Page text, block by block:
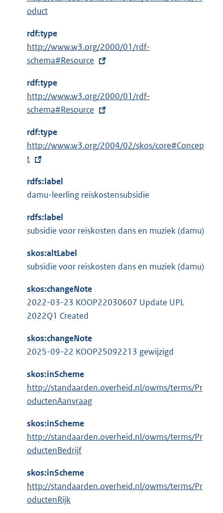
oduct
rdf:type
E
x
e
r
n
l
i
k
:
http://www.w3.org/2000/01/rdf-
schema#Resource
rdf:type
E
x
e
r
n
n
k
http://www.w3.org/2000/01/rdf-
schema#Resource
rdf:type
E
x
e
r
i
n
:
http://www.w3.org/2004/02/skos/core#Concep
t
rdfs:label
damu-leerling reiskostensubsidie
rdfs:label
subsidie voor reiskosten dans en muziek (damu)
skos:altLabel
subsidie voor reiskosten dans en muziek (damu)
skos:changeNote
2022-03-23 KOOP22030607 Update UPL
2022Q1 Created
skos:changeNote
2025-09-22 KOOP25092213 gewijzigd
skos:inScheme
http://standaarden.overheid.nl/owms/terms/Pr
oductenAanvraag
skos:inScheme
http://standaarden.overheid.nl/owms/terms/Pr
oductenBedrijf
skos:inScheme
http://standaarden.overheid.nl/owms/terms/Pr
oductenRijk